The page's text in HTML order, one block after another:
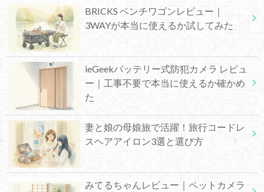
BRICKS ベンチワゴンレビュー｜
3WAYが本当に使えるか試してみた
ieGeekバッテリー式防犯カメラ レビュ
ー｜工事不要で本当に使えるか確かめ
た
妻と娘の母娘旅で活躍！旅行コードレ
スヘアアイロン3選と選び方
みてるちゃんレビュー｜ペットカメラ